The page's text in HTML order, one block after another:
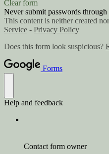
Clear form
Never submit passwords
This content is neither created
Service - Privacy Policy
Does this form look suspicious?
Forms
Help and feedback
Contact form owner